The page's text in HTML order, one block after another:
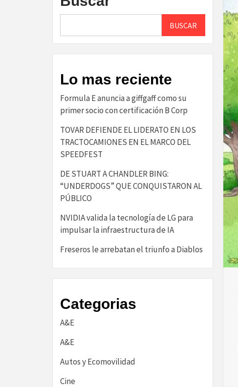
BUSCAR
Lo mas reciente
​Formula E anuncia a giffgaff como su
primer socio con certificación B Corp​
TOVAR DEFIENDE EL LIDERATO EN LOS
TRACTOCAMIONES EN EL MARCO DEL
SPEEDFEST
DE STUART A CHANDLER BING:
“UNDERDOGS” QUE CONQUISTARON AL
PÚBLICO
NVIDIA valida la tecnología de LG para
impulsar la infraestructura de IA
Freseros le arrebatan el triunfo a Diablos
Categorias
A&E
A&E
Autos y Ecomovilidad
Cine